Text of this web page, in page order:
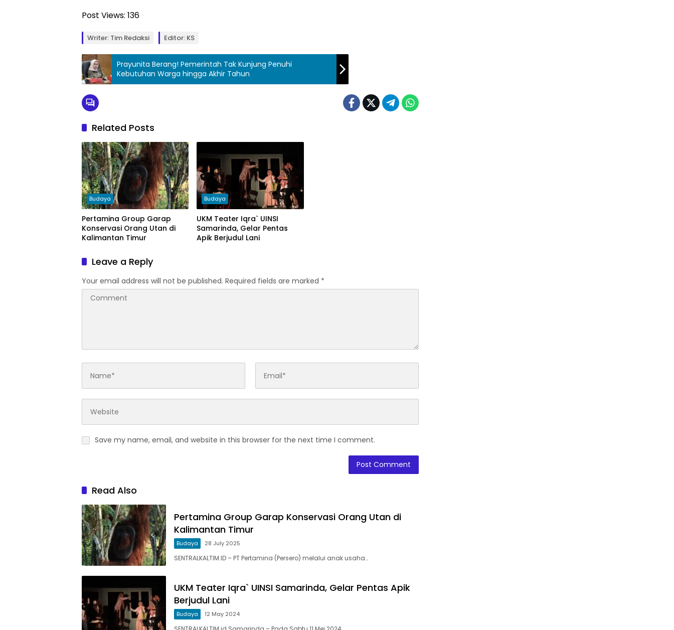
Post Views: 136
Writer: Tim Redaksi Editor: KS
Prayunita Berang! Pemerintah Tak Kunjung Penuhi
Kebutuhan Warga hingga Akhir Tahun
Related Posts
Budaya
Pertamina Group Garap
Konservasi Orang Utan di
Kalimantan Timur
Budaya
UKM Teater Iqra` UINSI
Samarinda, Gelar Pentas
Apik Berjudul Lani
Leave a Reply
Your email address will not be published. Required fields are marked *
Save my name, email, and website in this browser for the next time I comment.
Read Also
Pertamina Group Garap Konservasi Orang Utan di
Kalimantan Timur
Budaya 28 July 2025
SENTRALKALTIM.ID – PT Pertamina (Persero) melalui anak usaha…
UKM Teater Iqra` UINSI Samarinda, Gelar Pentas Apik
Berjudul Lani
Budaya 12 May 2024